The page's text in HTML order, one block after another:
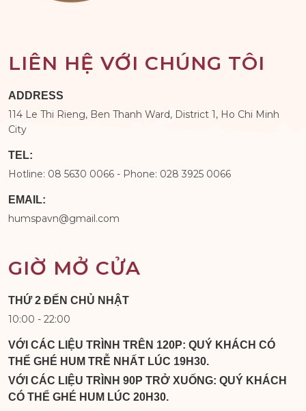
LIÊN HỆ VỚI CHÚNG TÔI
ADDRESS
114 Le Thi Rieng, Ben Thanh Ward, District 1, Ho Chi Minh
City
TEL:
Hotline: 08 5630 0066 - Phone: 028 3925 0066
EMAIL:
humspavn@gmail.com
GIỜ MỞ CỬA
THỨ 2 ĐẾN CHỦ NHẬT
10:00 - 22:00
VỚI CÁC LIỆU TRÌNH TRÊN 120P: QUÝ KHÁCH CÓ
THỂ GHÉ HUM TRỄ NHẤT LÚC 19H30.
VỚI CÁC LIỆU TRÌNH 90P TRỞ XUỐNG: QUÝ KHÁCH
CÓ THỂ GHÉ HUM LÚC 20H30.